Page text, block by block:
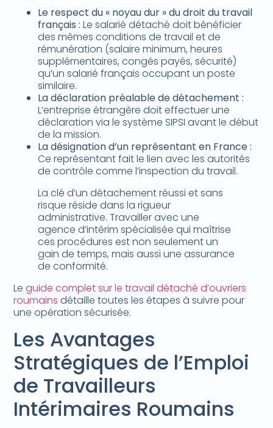
Le respect du « noyau dur » du droit du travail
français : Le salarié détaché doit bénéficier
des mêmes conditions de travail et de
rémunération (salaire minimum, heures
supplémentaires, congés payés, sécurité)
qu’un salarié français occupant un poste
similaire.
La déclaration préalable de détachement :
L’entreprise étrangère doit effectuer une
déclaration via le système SIPSI avant le début
de la mission.
La désignation d’un représentant en France :
Ce représentant fait le lien avec les autorités
de contrôle comme l’inspection du travail.
La clé d’un détachement réussi et sans
risque réside dans la rigueur
administrative. Travailler avec une
agence d’intérim spécialisée qui maîtrise
ces procédures est non seulement un
gain de temps, mais aussi une assurance
de conformité.
Leguide complet sur le travail détaché d’ouvriers
roumains détaille toutes les étapes à suivre pour
une opération sécurisée.
Les Avantages
Stratégiques de l’Emploi
de Travailleurs
Intérimaires Roumains